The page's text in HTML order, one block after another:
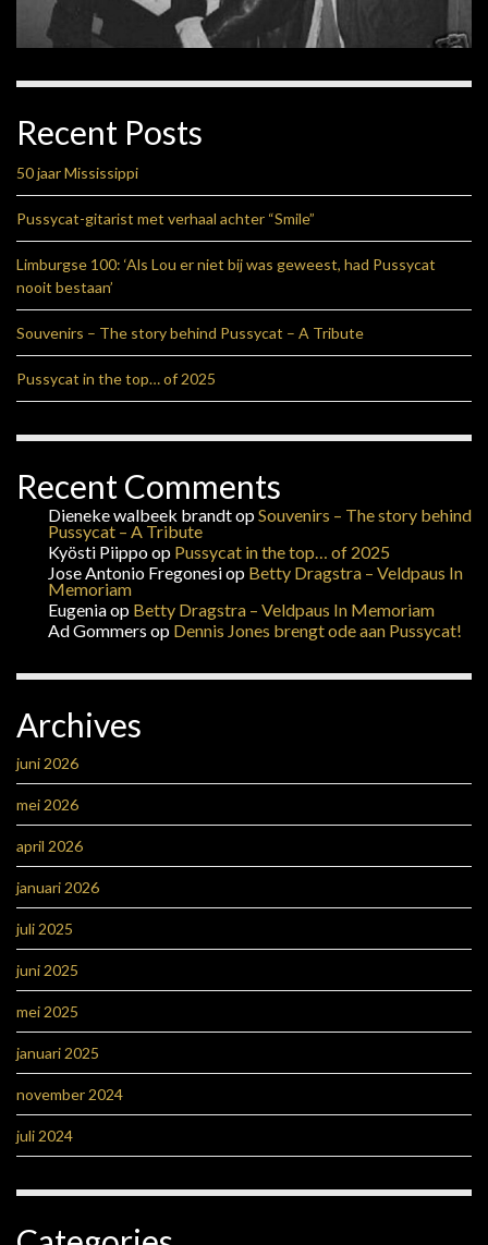
Recent Posts
50 jaar Mississippi
Pussycat-gitarist met verhaal achter “Smile”
Limburgse 100: ‘Als Lou er niet bij was geweest, had Pussycat
nooit bestaan’
Souvenirs – The story behind Pussycat – A Tribute
Pussycat in the top… of 2025
Recent Comments
Dieneke walbeek brandtopSouvenirs – The story behind
Pussycat – A Tribute
Kyösti Piippoop Pussycat in the top… of 2025
Jose Antonio Fregonesiop Betty Dragstra – Veldpaus In
Memoriam
Eugeniaop Betty Dragstra – Veldpaus In Memoriam
Ad Gommers op Dennis Jones brengt ode aan Pussycat!
Archives
juni 2026
mei 2026
april 2026
januari 2026
juli 2025
juni 2025
mei 2025
januari 2025
november 2024
juli 2024